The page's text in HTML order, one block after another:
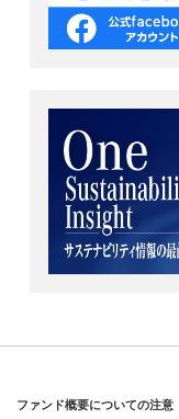
ファンド概要についての注意